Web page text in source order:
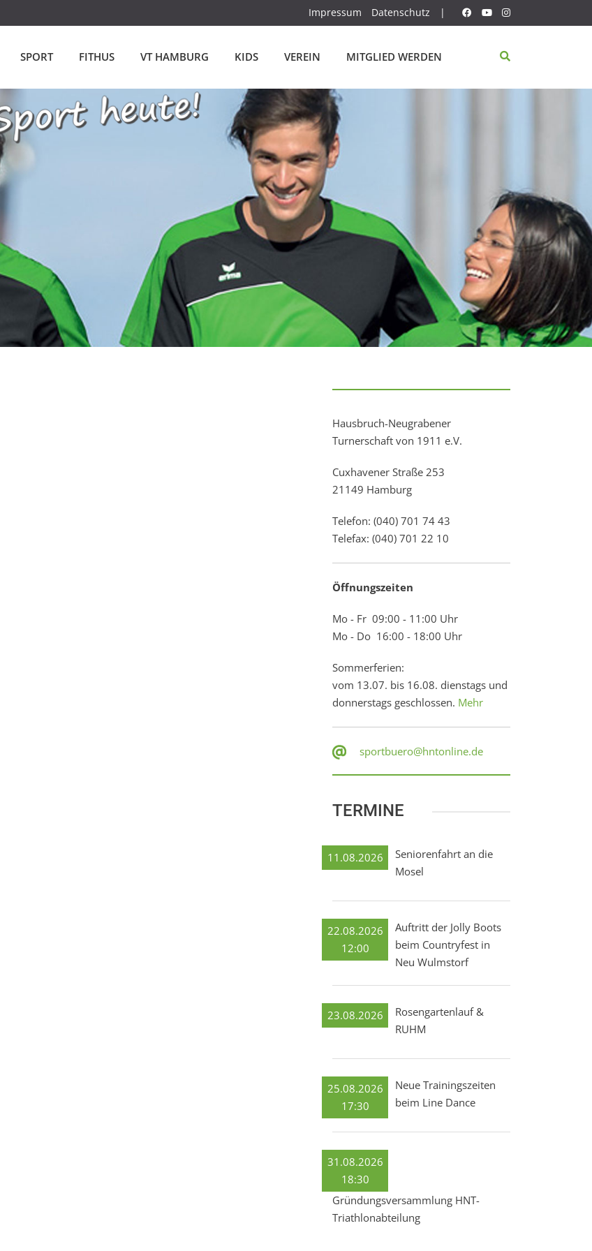
Impressum Datenschutz |
SPORT FITHUS VT HAMBURG KIDS VEREIN MITGLIED WERDEN
Hausbruch-Neugrabener
Turnerschaft von 1911 e.V.
Cuxhavener Straße 253
21149 Hamburg
Telefon: (040) 701 74 43
Telefax: (040) 701 22 10
Öffnungszeiten
Mo - Fr 09:00 - 11:00 Uhr
Mo - Do 16:00 - 18:00 Uhr
Sommerferien:
vom 13.07. bis 16.08. dienstags und
donnerstags geschlossen. Mehr
sportbuero@hntonline.de
TERMINE
11.08.2026
Seniorenfahrt an die
Mosel
22.08.2026
12:00
Auftritt der Jolly Boots
beim Countryfest in
Neu Wulmstorf
23.08.2026
Rosengartenlauf &
RUHM
25.08.2026
17:30
Neue Trainingszeiten
beim Line Dance
31.08.2026
18:30
Gründungsversammlung HNT-
Triathlonabteilung